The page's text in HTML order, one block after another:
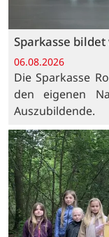
Sparkasse
06.08.2026
Die Sparkasse
den eigenen
Auszubildende.